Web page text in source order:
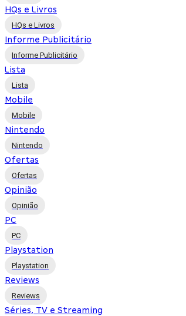
HQs e Livros
HQs e Livros
Informe Publicitário
Informe Publicitário
Lista
Lista
Mobile
Mobile
Nintendo
Nintendo
Ofertas
Ofertas
Opinião
Opinião
PC
PC
Playstation
Playstation
Reviews
Reviews
Séries, TV e Streaming